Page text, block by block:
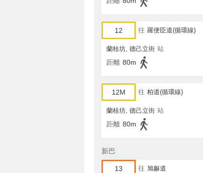
12 往 羅便臣道(循環線)
蘭桂坊, 德己立街 站
距離 80m
12M 往 柏道(循環線)
蘭桂坊, 德己立街 站
距離 80m
新巴
13 往 旭龢道